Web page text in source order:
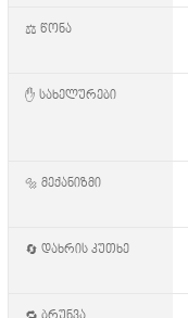
⚖️ წონა
✋ სახელურები
🔩 მექანიზმი
🔄 დახრის კუთხე